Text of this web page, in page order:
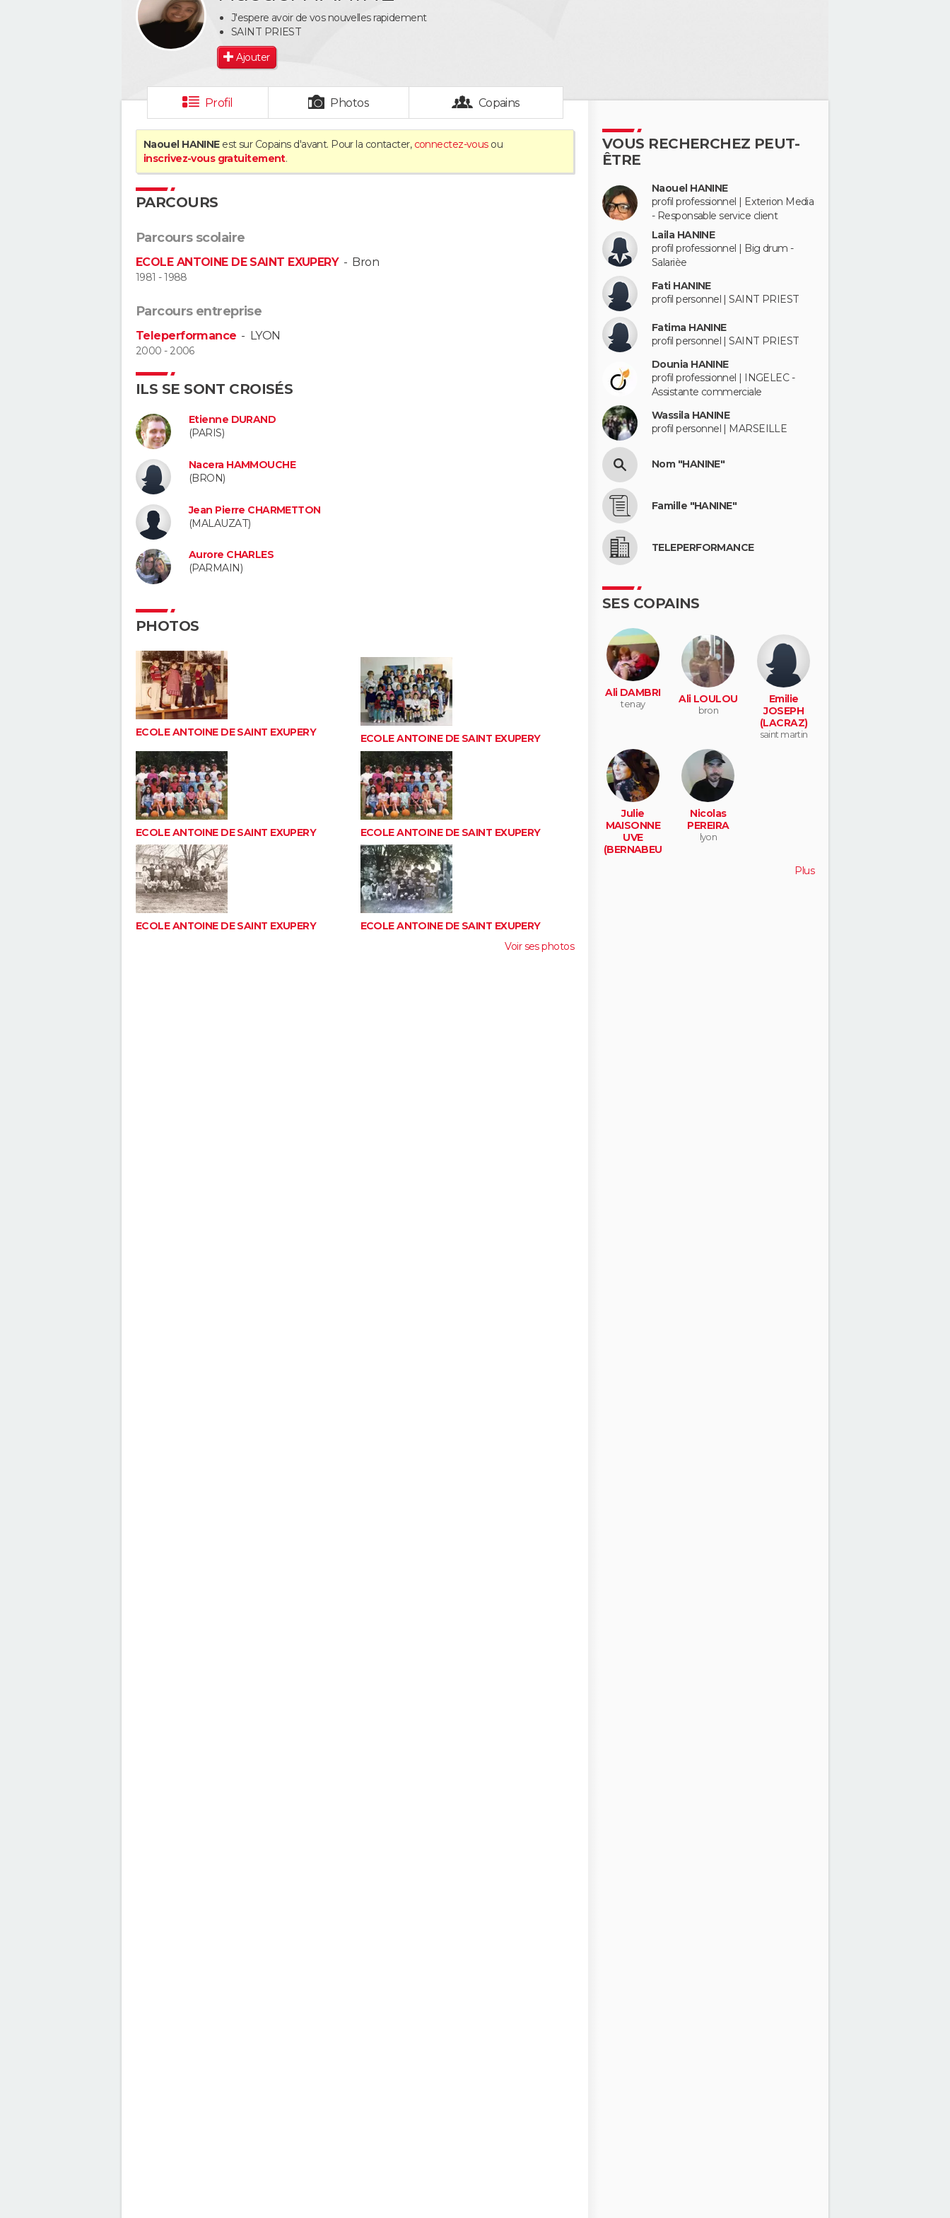
J'espere avoir de vos nouvelles rapidement
SAINT PRIEST
Ajouter
Profil Photos Copains
Naouel HANINEest sur Copains d'avant. Pour la contacter, connectez-vousou
inscrivez-vous gratuitement.
PARCOURS
Parcours scolaire
ECOLE ANTOINE DE SAINT EXUPERY- Bron
1981 - 1988
Parcours entreprise
Teleperformance - LYON
2000 - 2006
ILS SE SONT CROISÉS
Etienne DURAND
(PARIS)
Nacera HAMMOUCHE
(BRON)
Jean Pierre CHARMETTON
(MALAUZAT)
Aurore CHARLES
(PARMAIN)
PHOTOS
ECOLE ANTOINE DE SAINT EXUPERY ECOLE ANTOINE DE SAINT EXUPERY
ECOLE ANTOINE DE SAINT EXUPERY ECOLE ANTOINE DE SAINT EXUPERY
ECOLE ANTOINE DE SAINT EXUPERY
ECOLE ANTOINE DE SAINT EXUPERY
Voir ses photos
VOUS RECHERCHEZ PEUT-
ÊTRE
Naouel HANINE
profil professionnel | Exterion Media
- Responsable service client
Laila HANINE
profil professionnel | Big drum -
Salarièe
Fati HANINE
profil personnel | SAINT PRIEST
Fatima HANINE
profil personnel | SAINT PRIEST
Dounia HANINE
profil professionnel | INGELEC -
Assistante commerciale
Wassila HANINE
profil personnel | MARSEILLE
Nom "HANINE"
Famille "HANINE"
TELEPERFORMANCE
SES COPAINS
Ali DAMBRI
tenay Ali LOULOU
bron
Emilie
JOSEPH
(LACRAZ)
saint martin
Julie
MAISONNE
UVE
(BERNABEU
Nicolas
PEREIRA
lyon
Plus